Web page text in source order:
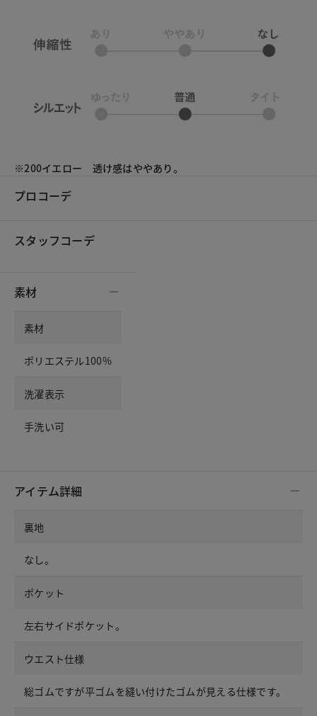
※200イエロー 透け感はややあり。
プロコーデ
スタッフコーデ
素材
素材
ポリエステル100%
洗濯表示
手洗い可
アイテム詳細
裏地
なし。
ポケット
左右サイドポケット。
ウエスト仕様
総ゴムですが平ゴムを縫い付けたゴムが見える仕様です。